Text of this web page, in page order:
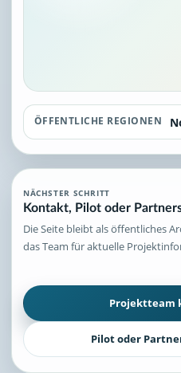
ÖFFENTLICHE REGIONEN
NÄCHSTER SCHRITT
Kontakt, Pilot oder
Die Seite bleibt als öffentliches
das Team für aktuelle
Projektteam
Pilot oder